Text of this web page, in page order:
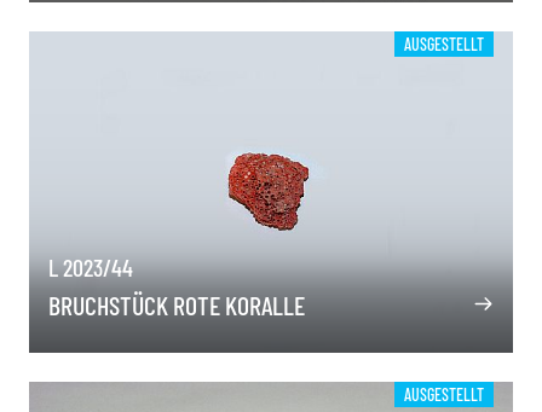
AUSGESTELLT
L 2023/44
BRUCHSTÜCK ROTE KORALLE
AUSGESTELLT